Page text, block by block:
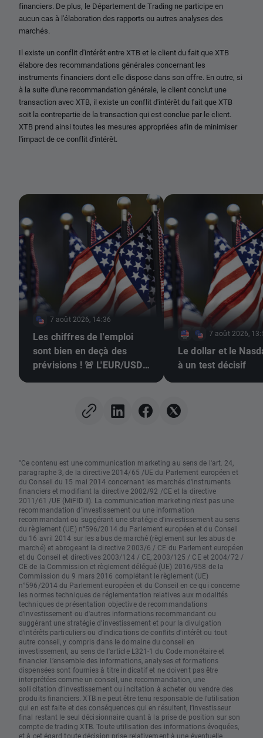
financiers. De plus, le Département de Trading ne participe en
aucun cas à l'élaboration des rapports ou autres analyses des
marchés.
Il existe un conflit d'intérêt entre XTB et le client du fait que XTB
élabore des recommandations générales concernant les
instruments financiers dont elle dispose dans son offre. En outre, si
à la suite d'une recommandation générale, le client conclut une
transaction avec XTB, il existe un conflit d'intérêt du fait que XTB
soit la contrepartie de la transaction qui est conclue par le client.
XTB prend ainsi toutes les mesures appropriées afin de minimiser
l'impact de ce conflit d'intérêt.
7 août 2026, 14:36
Les chiffres de l'emploi
sont bien en deçà des
prévisions ! 🚨 L'EUR/USD
7 août 2026,
Le dollar et le
à un test décisif
"Ce contenu est une communication marketing au sens de l'art. 24,
paragraphe 3, de la directive 2014/65 /UE du Parlement européen et
du Conseil du 15 mai 2014 concernant les marchés d'instruments
financiers et modifiant la directive 2002/92 /CE et la directive
2011/61 /UE (MiFID II). La communication marketing n'est pas une
recommandation d'investissement ou une information
recommandant ou suggérant une stratégie d'investissement au sens
du règlement (UE) n°596/2014 du Parlement européen et du Conseil
du 16 avril 2014 sur les abus de marché (règlement sur les abus de
marché) et abrogeant la directive 2003/6 / CE du Parlement européen
et du Conseil et directives 2003/124 / CE, 2003/125 / CE et 2004/72 /
CE de la Commission et règlement délégué (UE) 2016/958 de la
Commission du 9 mars 2016 complétant le règlement (UE)
n°596/2014 du Parlement européen et du Conseil en ce qui concerne
les normes techniques de réglementation relatives aux modalités
techniques de présentation objective de recommandations
d'investissement ou d'autres informations recommandant ou
suggérant une stratégie d'investissement et pour la divulgation
d'intérêts particuliers ou d'indications de conflits d'intérêt ou tout
autre conseil, y compris dans le domaine du conseil en
investissement, au sens de l'article L321-1 du Code monétaire et
financier. L’ensemble des informations, analyses et formations
dispensées sont fournies à titre indicatif et ne doivent pas être
interprétées comme un conseil, une recommandation, une
sollicitation d’investissement ou incitation à acheter ou vendre des
produits financiers. XTB ne peut être tenu responsable de l’utilisation
qui en est faite et des conséquences qui en résultent, l’investisseur
final restant le seul décisionnaire quant à la prise de position sur son
compte de trading XTB. Toute utilisation des informations évoquées,
et à cet égard toute décision prise relativement à une éventuelle